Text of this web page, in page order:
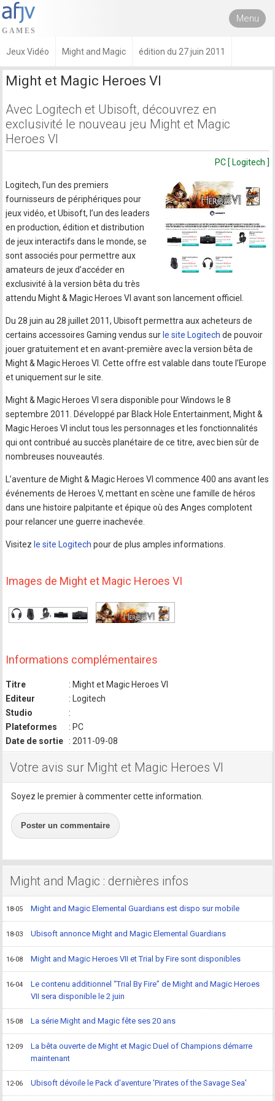
Menu
Jeux Vidéo Might and Magic édition du 27 juin 2011
Might et Magic Heroes VI
Avec Logitech et Ubisoft, découvrez en
exclusivité le nouveau jeu Might et Magic
Heroes VI
PC [ Logitech ]
Logitech, l’un des premiers
fournisseurs de périphériques pour
jeux vidéo, et Ubisoft, l’un des leaders
en production, édition et distribution
de jeux interactifs dans le monde, se
sont associés pour permettre aux
amateurs de jeux d’accéder en
exclusivité à la version bêta du très
attendu Might & Magic Heroes VI avant son lancement officiel.
Du 28 juin au 28 juillet 2011, Ubisoft permettra aux acheteurs de
certains accessoires Gaming vendus sur le site Logitech de pouvoir
jouer gratuitement et en avant-première avec la version bêta de
Might & Magic Heroes VI. Cette offre est valable dans toute l’Europe
et uniquement sur le site.
Might & Magic Heroes VI sera disponible pour Windows le 8
septembre 2011. Développé par Black Hole Entertainment, Might &
Magic Heroes VI inclut tous les personnages et les fonctionnalités
qui ont contribué au succès planétaire de ce titre, avec bien sûr de
nombreuses nouveautés.
L’aventure de Might & Magic Heroes VI commence 400 ans avant les
événements de Heroes V, mettant en scène une famille de héros
dans une histoire palpitante et épique où des Anges complotent
pour relancer une guerre inachevée.
Visitez le site Logitech pour de plus amples informations.
Images de Might et Magic Heroes VI
Informations complémentaires
Titre
: Might et Magic Heroes VI
Editeur
: Logitech
Studio
:
Plateformes
: PC
Date de sortie
: 2011-09-08
Votre avis sur Might et Magic Heroes VI
Soyez le premier à commenter cette information.
Poster un commentaire
Might and Magic : dernières infos
18-05 Might and Magic Elemental Guardians est dispo sur mobile
18-03 Ubisoft annonce Might and Magic Elemental Guardians
16-08 Might and Magic Heroes VII et Trial by Fire sont disponibles
16-04
Le contenu additionnel “Trial By Fire” de Might and Magic Heroes
VII sera disponible le 2 juin
15-08 La série Might and Magic fête ses 20 ans
12-09
La bêta ouverte de Might et Magic Duel of Champions démarre
maintenant
12-06 Ubisoft dévoile le Pack d'aventure 'Pirates of the Savage Sea'